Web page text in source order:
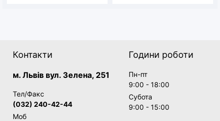
Контакти
м. Львів вул. Зелена, 251
Тел/Факс
(032) 240-42-44
Моб
Години роботи
Пн-пт
9:00 - 18:00
Субота
9:00 - 15:00